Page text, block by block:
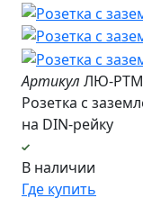
Артикул ЛЮ-
Розетка с
на DIN-рейку
В наличии
Где купить